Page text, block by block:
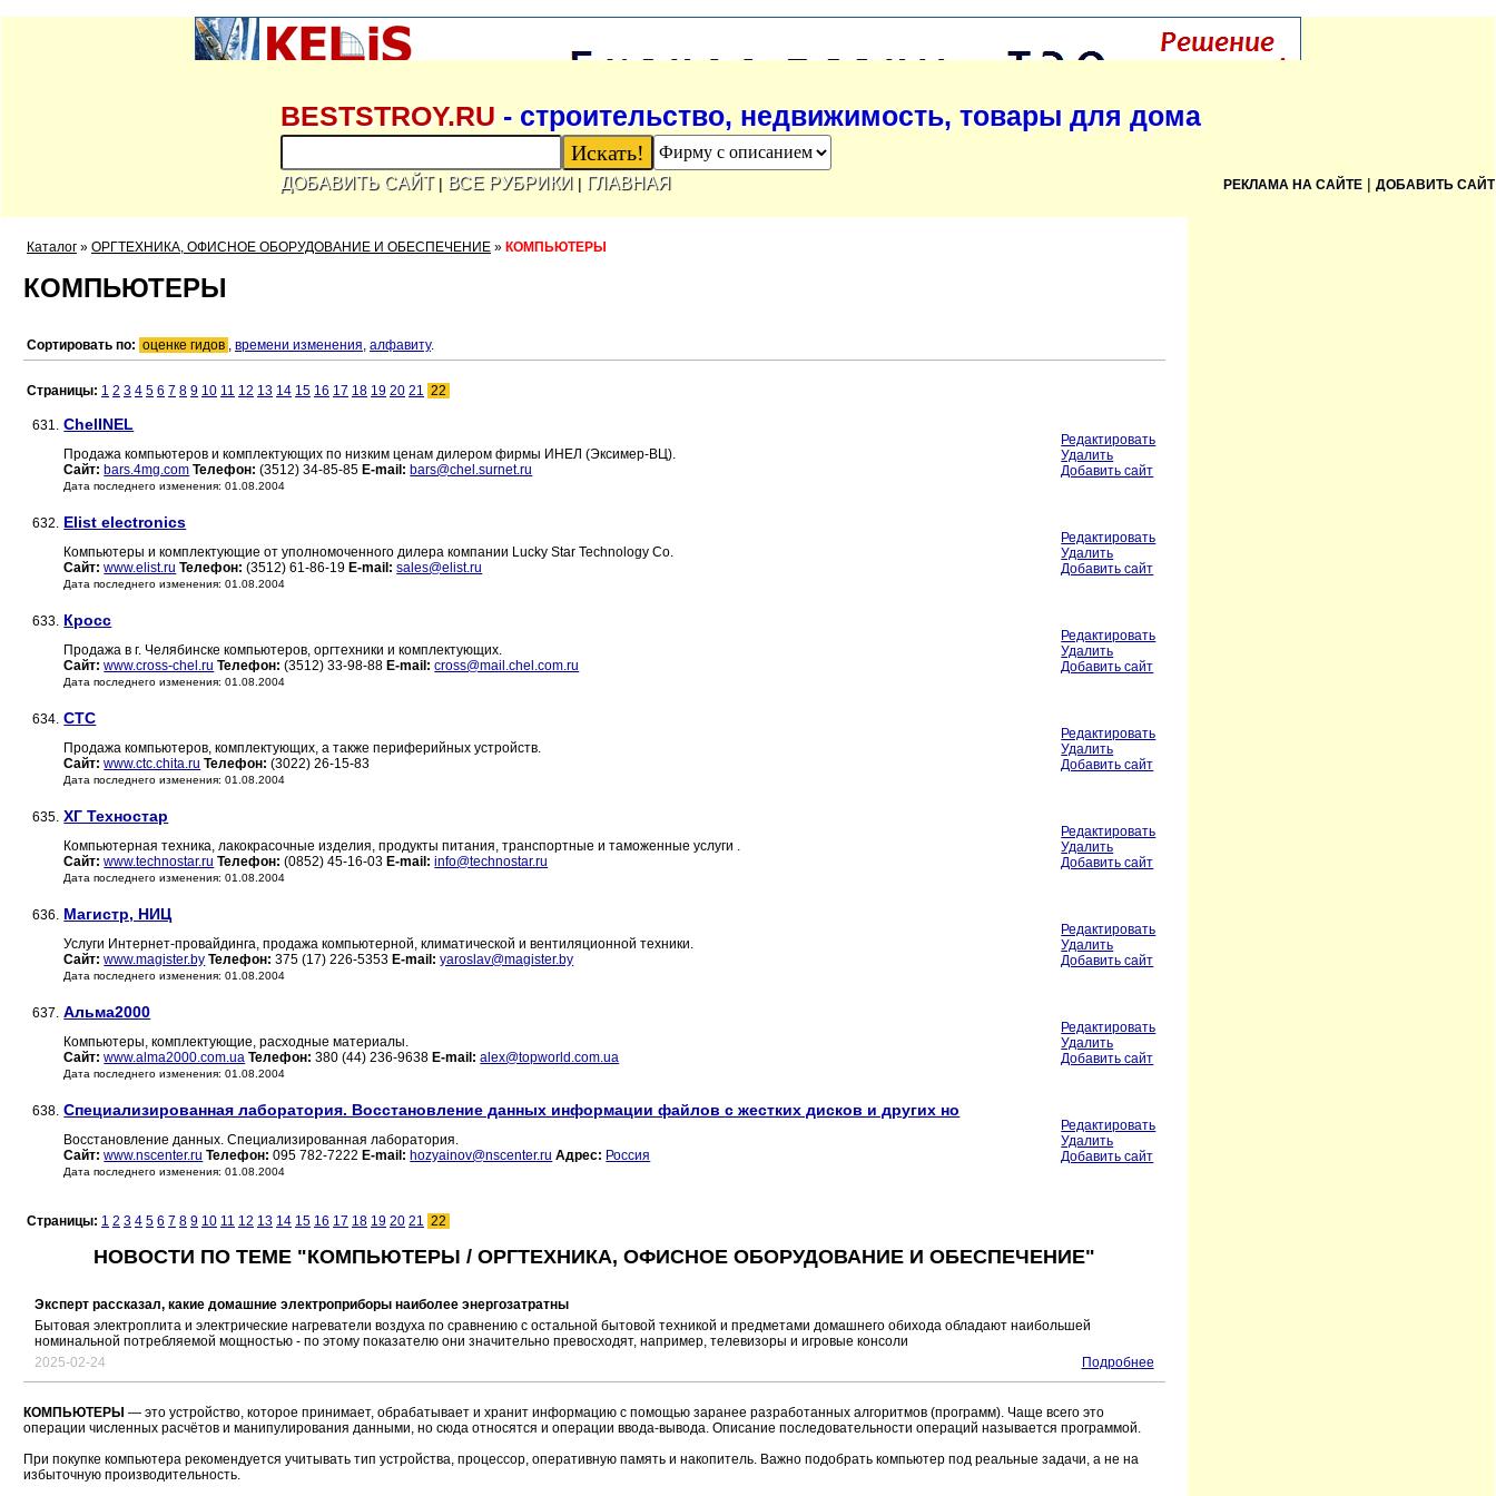
BESTSTROY.RU - строительство, недвижимость, товары для дома
ДОБАВИТЬ САЙТ| ВСЕ РУБРИКИ | ГЛАВНАЯ РЕКЛАМА НА САЙТЕ | ДОБАВИТЬ САЙТ
Каталог » ОРГТЕХНИКА, ОФИСНОЕ ОБОРУДОВАНИЕ И ОБЕСПЕЧЕНИЕ » КОМПЬЮТЕРЫ
КОМПЬЮТЕРЫ
Сортировать по: оценке гидов , времени изменения, алфавиту.
Страницы: 1 2 3 4 5 6 7 8 9 10 11 12 13 14 15 16 17 18 19 20 21 22
631. ChelINEL
Продажа компьютеров и комплектующих по низким ценам дилером фирмы ИНЕЛ (Эксимер-ВЦ).
Сайт: bars.4mg.com Телефон: (3512) 34-85-85 E-mail: bars@chel.surnet.ru
Дата последнего изменения: 01.08.2004
Редактировать
Удалить
Добавить сайт
632. Elist electronics
Компьютеры и комплектующие от уполномоченного дилера компании Lucky Star Technology Co.
Сайт: www.elist.ru Телефон: (3512) 61-86-19 E-mail: sales@elist.ru
Дата последнего изменения: 01.08.2004
Редактировать
Удалить
Добавить сайт
633. Кросс
Продажа в г. Челябинске компьютеров, оргтехники и комплектующих.
Сайт: www.cross-chel.ru Телефон: (3512) 33-98-88 E-mail: cross@mail.chel.com.ru
Дата последнего изменения: 01.08.2004
Редактировать
Удалить
Добавить сайт
634. СТС
Продажа компьютеров, комплектующих, а также периферийных устройств.
Сайт: www.ctc.chita.ru Телефон: (3022) 26-15-83
Дата последнего изменения: 01.08.2004
Редактировать
Удалить
Добавить сайт
635. ХГ Техностар
Компьютерная техника, лакокрасочные изделия, продукты питания, транспортные и таможенные услуги .
Сайт: www.technostar.ru Телефон: (0852) 45-16-03 E-mail: info@technostar.ru
Дата последнего изменения: 01.08.2004
Редактировать
Удалить
Добавить сайт
636. Магистр, НИЦ
Услуги Интернет-провайдинга, продажа компьютерной, климатической и вентиляционной техники.
Сайт: www.magister.by Телефон: 375 (17) 226-5353 E-mail: yaroslav@magister.by
Дата последнего изменения: 01.08.2004
Редактировать
Удалить
Добавить сайт
637. Альма2000
Компьютеры, комплектующие, расходные материалы.
Сайт: www.alma2000.com.ua Телефон: 380 (44) 236-9638 E-mail: alex@topworld.com.ua
Дата последнего изменения: 01.08.2004
Редактировать
Удалить
Добавить сайт
638. Специализированная лаборатория. Восстановление данных информации файлов с жестких дисков и других но
Восстановление данных. Специализированная лаборатория.
Сайт: www.nscenter.ru Телефон: 095 782-7222 E-mail: hozyainov@nscenter.ru Адрес: Россия
Дата последнего изменения: 01.08.2004
Редактировать
Удалить
Добавить сайт
Страницы: 1 2 3 4 5 6 7 8 9 10 11 12 13 14 15 16 17 18 19 20 21 22
НОВОСТИ ПО ТЕМЕ "КОМПЬЮТЕРЫ / ОРГТЕХНИКА, ОФИСНОЕ ОБОРУДОВАНИЕ И ОБЕСПЕЧЕНИЕ"
Эксперт рассказал, какие домашние электроприборы наиболее энергозатратны
Бытовая электроплита и электрические нагреватели воздуха по сравнению с остальной бытовой техникой и предметами домашнего обихода обладают наибольшей
номинальной потребляемой мощностью - по этому показателю они значительно превосходят, например, телевизоры и игровые консоли
2025-02-24
Подробнее
КОМПЬЮТЕРЫ — это устройство, которое принимает, обрабатывает и хранит информацию с помощью заранее разработанных алгоритмов (программ). Чаще всего это
операции численных расчётов и манипулирования данными, но сюда относятся и операции ввода-вывода. Описание последовательности операций называется программой.
При покупке компьютера рекомендуется учитывать тип устройства, процессор, оперативную память и накопитель. Важно подобрать компьютер под реальные задачи, а не на
избыточную производительность.